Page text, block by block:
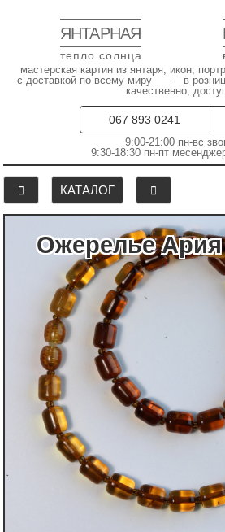
ЯНТАРНАЯ
тепло солнца
мастерская картин из янтаря, икон,
с доставкой по всему миру — в
качественно,
067 893 0241
9:00-21:00 пн-вс
9:30-18:30 пн-пт
КАТАЛОГ
Ожерелье